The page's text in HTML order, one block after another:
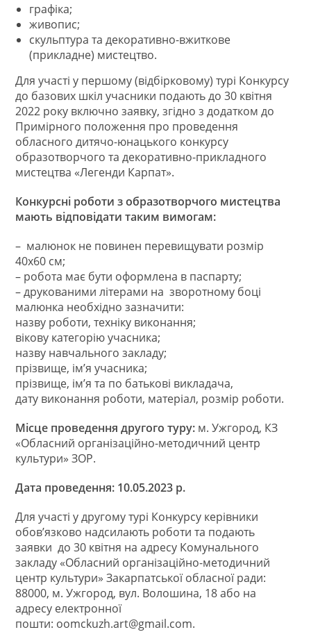
графіка;
живопис;
скульптура та декоративно-вжиткове
(прикладне) мистецтво.
Для участі у першому (відбірковому) турі Конкурсу
до базових шкіл учасники подають до 30 квітня
2022 року включно заявку, згідно з додатком до
Примірного положення про проведення
обласного дитячо-юнацького конкурсу
образотворчого та декоративно-прикладного
мистецтва «Легенди Карпат».
Конкурсні роботи з образотворчого мистецтва
мають відповідати таким вимогам:
– малюнок не повинен перевищувати розмір
40х60 см;
– робота має бути оформлена в паспарту;
– друкованими літерами на зворотному боці
малюнка необхідно зазначити:
назву роботи, техніку виконання;
вікову категорію учасника;
назву навчального закладу;
прізвище, ім’я учасника;
прізвище, ім’я та по батькові викладача,
дату виконання роботи, матеріал, розмір роботи.
Місце проведення другого туру: м. Ужгород, КЗ
«Обласний організаційно-методичний центр
культури» ЗОР.
Дата проведення: 10.05.2023 р.
Для участі у другому турі Конкурсу керівники
обов’язково надсилають роботи та подають
заявки до 30 квітня на адресу Комунального
закладу «Обласний організаційно-методичний
центр культури» Закарпатської обласної ради:
88000, м. Ужгород, вул. Волошина, 18 або на
адресу електронної
пошти: oomckuzh.art@gmail.com.